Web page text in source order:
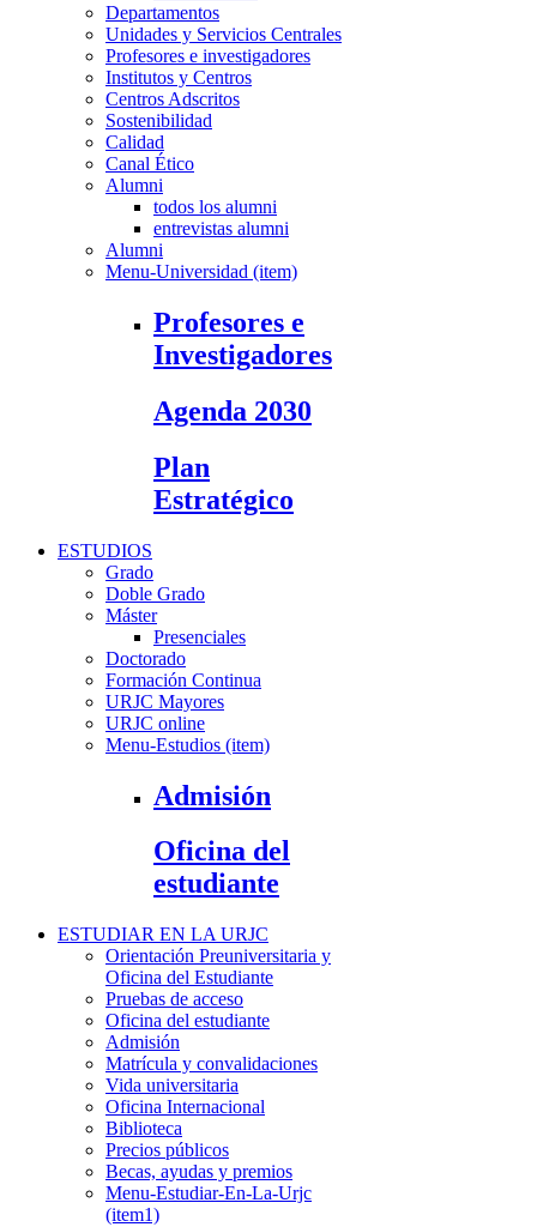
Departamentos
Unidades y Servicios Centrales
Profesores e investigadores
Institutos y Centros
Centros Adscritos
Sostenibilidad
Calidad
Canal Ético
Alumni
todos los alumni
entrevistas alumni
Alumni
Menu-Universidad (item)
Profesores e
Investigadores
Agenda 2030
Plan
Estratégico
ESTUDIOS
Grado
Doble Grado
Máster
Presenciales
Doctorado
Formación Continua
URJC Mayores
URJC online
Menu-Estudios (item)
Admisión
Oficina del
estudiante
ESTUDIAR EN LA URJC
Orientación Preuniversitaria y
Oficina del Estudiante
Pruebas de acceso
Oficina del estudiante
Admisión
Matrícula y convalidaciones
Vida universitaria
Oficina Internacional
Biblioteca
Precios públicos
Becas, ayudas y premios
Menu-Estudiar-En-La-Urjc
(item1)